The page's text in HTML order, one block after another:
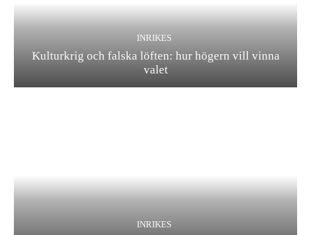
INRIKES
Kulturkrig och falska löften: hur högern vill vinna
valet
INRIKES